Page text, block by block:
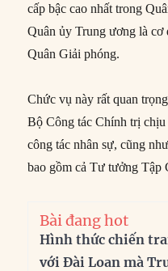
cấp bậc cao nhất trong
Quân ủy Trung ương là cơ
Quân Giải phóng.
Chức vụ này rất quan
Bộ Công tác Chính trị
công tác nhân sự, cũng
bao gồm cả Tư tưởng Tập
Bài đang hot
Hình thức chiến
với Đài Loan mà